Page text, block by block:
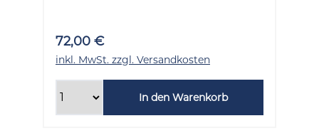
72,00 €
inkl. MwSt. zzgl. Versandkosten
In den Warenkorb